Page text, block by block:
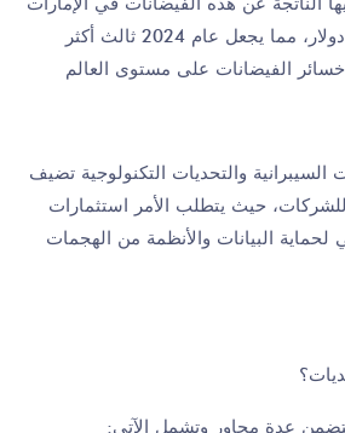
وأوروبا بحوالي 13 مليار دولار، مما يجعل عام 2024 ثالث أكثر
الفيضانات على مستوى العالم
السيبرانية والتحديات التكنولوجية تضيف
حيث يتطلب الأمر استثمارات
لحماية البيانات والأنظمة من الهجمات
تتضمن عدة محاور وتشمل الآتي